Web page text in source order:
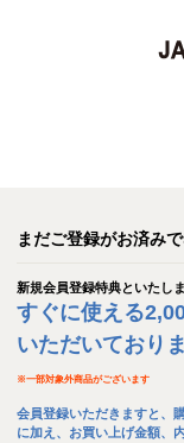
まだご登録がお済み
新規会員登録特典といたし
すぐに使える
いただいておりま
※一部対象外商品がございます
会員登録いただきますと、
に加え、お買い上げ金額、